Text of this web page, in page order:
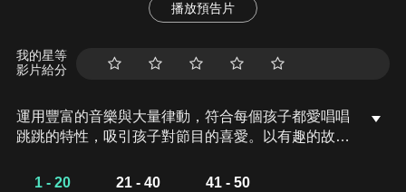
播放預告片
我的星等
影片給分
運用豐富的音樂與大量律動，符合每個孩子都愛唱唱
跳跳的特性，吸引孩子對節目的喜愛。以有趣的故事
習生活教育。由哥哥姐姐說故事，除了帶給孩子歡
1 - 20 21 - 40 41 - 50